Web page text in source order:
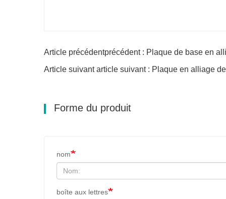
Article précédentprécédent : Plaque de base en
Article suivant article suivant : Plaque en alliage
Forme du produit
nom
boîte aux lettres